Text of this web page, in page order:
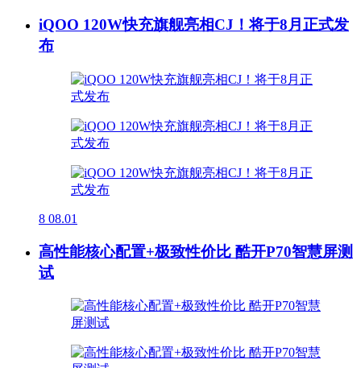
iQOO 120W快充旗舰亮相CJ！将于8月正式发
布
8 08.01
高性能核心配置+极致性价比 酷开P70智慧屏测
试